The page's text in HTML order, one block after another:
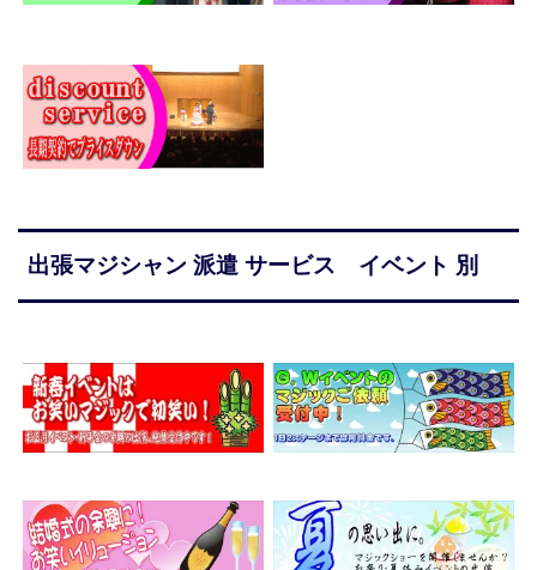
出張マジシャン 派遣 サービス イベント 別